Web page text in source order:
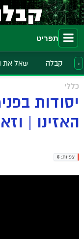
תפריט
קבלה שאל את ›
כללי
יסודות
האזינו |
צפיות: 5